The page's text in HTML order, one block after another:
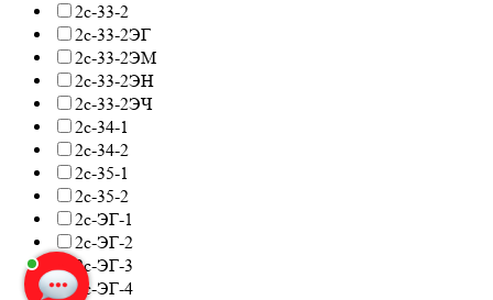
2с-33-2
2с-33-2ЭГ
2с-33-2ЭМ
2с-33-2ЭН
2с-33-2ЭЧ
2с-34-1
2с-34-2
2с-35-1
2с-35-2
2с-ЭГ-1
2с-ЭГ-2
2с-ЭГ-3
2с-ЭГ-4Введите сообщение
Елена Савкина
Менеджер
Здравствуйте!
Елена Савкина